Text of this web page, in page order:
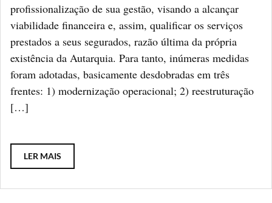
profissionalização de sua gestão, visando a alcançar
viabilidade financeira e, assim, qualificar os serviços
prestados a seus segurados, razão última da própria
existência da Autarquia. Para tanto, inúmeras medidas
foram adotadas, basicamente desdobradas em três
frentes: 1) modernização operacional; 2) reestruturação
[…]
LER MAIS